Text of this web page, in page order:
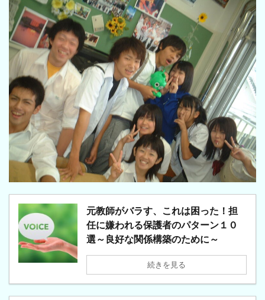
元教師がバラす、これは困った！担
任に嫌われる保護者のパターン１０
選～良好な関係構築のために～
続きを見る